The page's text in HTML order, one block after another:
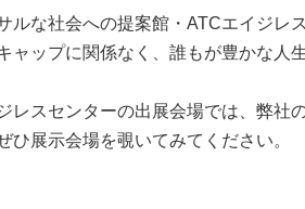
ルな社会への提案館・ATCエイジレ
ャップに関係なく、誰もが豊かな人
レスセンターの出展会場では、弊社
ひ展示会場を覗いてみてください。